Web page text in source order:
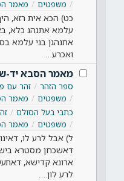
משפטים
מאמר
כט) הכא אית רזא,
עלמא אתנהג כלא,
אתנהגן בני עלמא
ואכרע…
מאמר הסבא יד-
ספר הזהר זהר עם
משפטים
מאמר
כתבי בעל הסולם
משפטים
מאמר
ל) אבל לרע לו,
דאשכחן מסטרא
ארונא קדישא,
לרע לון.…